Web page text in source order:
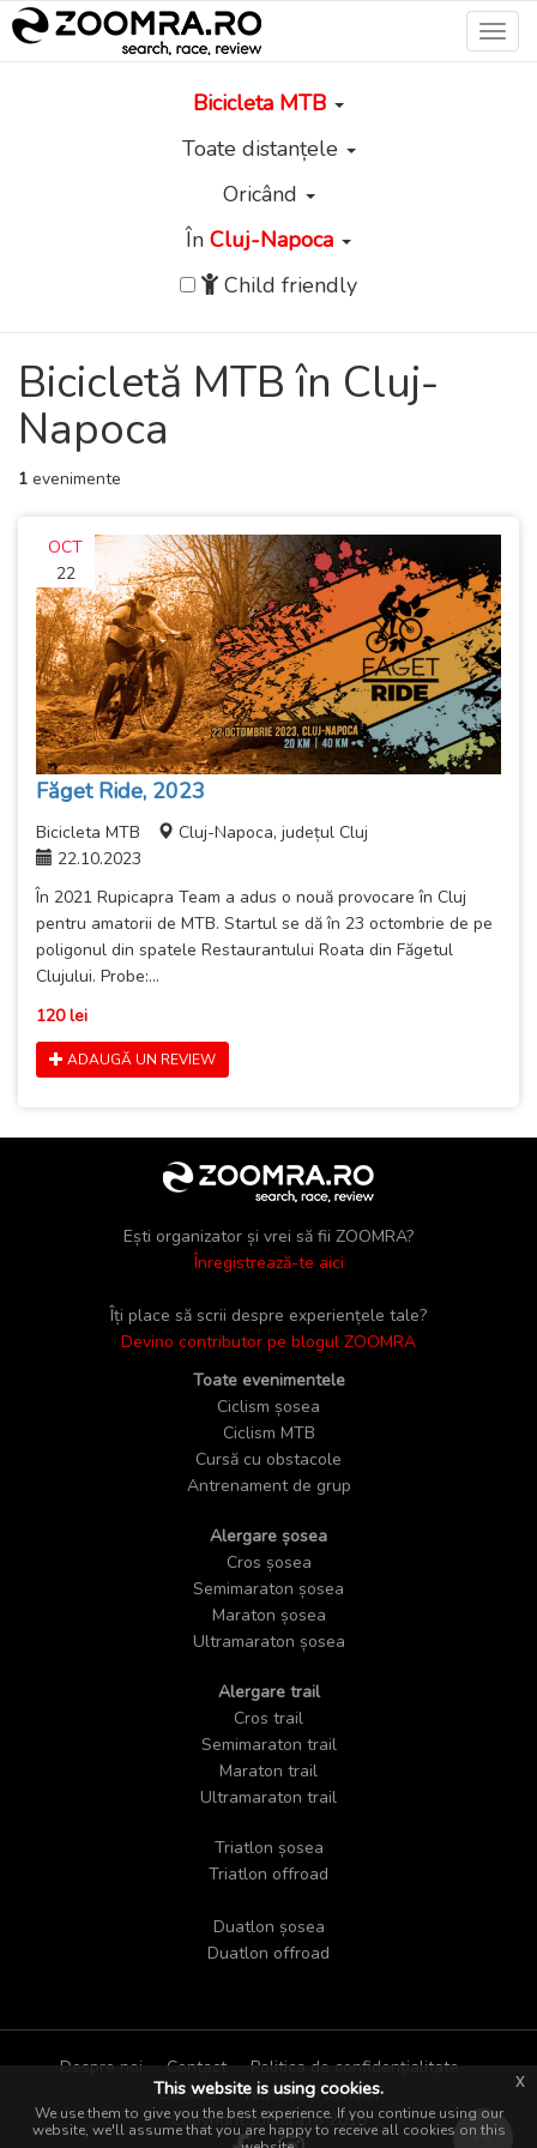
Bicicleta MTB
Toate distanțele
Oricând
În Cluj-Napoca
Child friendly
Bicicletă MTB în Cluj-
Napoca
1 evenimente
OCT
22
Făget Ride, 2023
Bicicleta MTB
Cluj-Napoca, județul Cluj
22.10.2023
În 2021 Rupicapra Team a adus o nouă provocare în Cluj
pentru amatorii de MTB. Startul se dă în 23 octombrie de pe
poligonul din spatele Restaurantului Roata din Făgetul
Clujului. Probe:...
120 lei
ADAUGĂ UN REVIEW
Ești organizator și vrei să fii ZOOMRA?
Înregistrează-te aici
Îți place să scrii despre experiențele tale?
Devino contributor pe blogul ZOOMRA
Toate evenimentele
Ciclism șosea
Ciclism MTB
Cursă cu obstacole
Antrenament de grup
Alergare șosea
Cros șosea
Semimaraton șosea
Maraton șosea
Ultramaraton șosea
Alergare trail
Cros trail
Semimaraton trail
Maraton trail
Ultramaraton trail
Triatlon șosea
Triatlon offroad
Duatlon șosea
Duatlon offroad
Despre noi Contact
Politica de confidențialitate
Cookies
Termeni și condiții
Copyright zoomra.ro 2018
This website is using cookies.
We use them to give you the best experience. If you continue using our
website, we'll assume that you are happy to receive all cookies on this
x